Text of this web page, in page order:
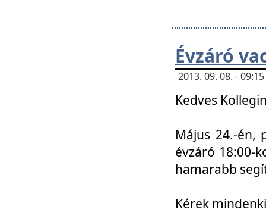
Évzáró
2013. 09. 08. -
Kedves
Május 24.-én,
évzáró 18:00-
hamarabb
Kérek